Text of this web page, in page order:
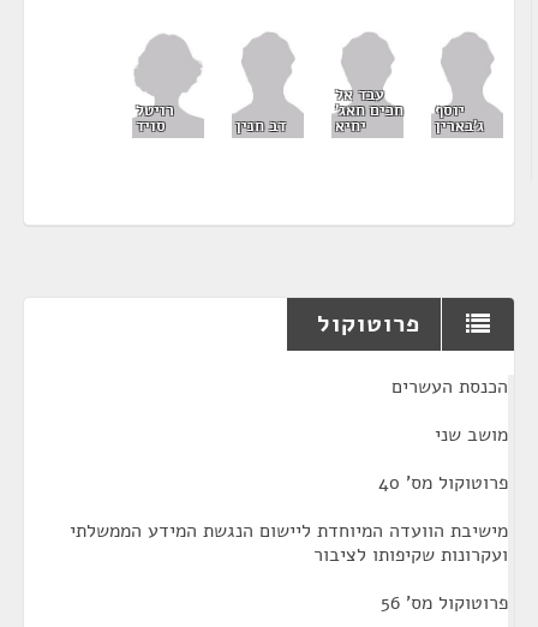
יוסף
ג'בארין
עבד אל
חכים חאג'
יחיא דב חנין
רויטל
סויד
פרוטוקול
הכנסת העשרים
מושב שני
פרוטוקול מס' 40
מישיבת הוועדה המיוחדת ליישום הנגשת המידע הממשלתי
ועקרונות שקיפותו לציבור
פרוטוקול מס' 56